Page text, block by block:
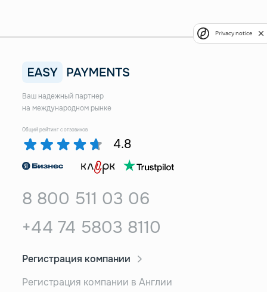
Ваш надежный партнер
на международном рынке
Общий рейтинг с отзовиков
4.8
8 800 511 03 06
+44 74 5803 8110
Регистрация компании
Регистрация компании в Англии
Privacy notice